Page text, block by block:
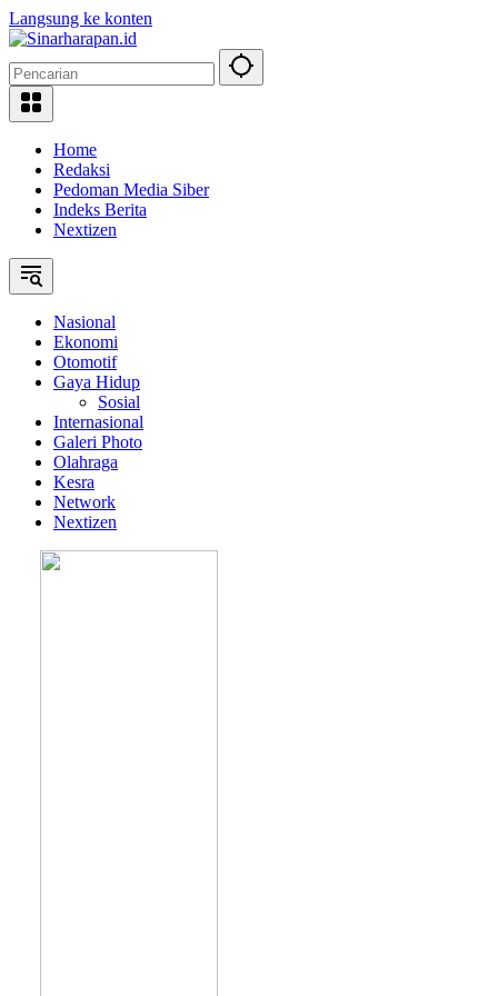
Langsung ke konten
Home
Redaksi
Pedoman Media Siber
Indeks Berita
Nextizen
Nasional
Ekonomi
Otomotif
Gaya Hidup
Sosial
Internasional
Galeri Photo
Olahraga
Kesra
Network
Nextizen